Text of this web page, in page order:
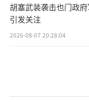
胡塞武装袭击也门政
引发关注
2026-08-07 20:28:04